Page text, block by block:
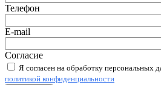
Телефон
E-mail
Согласие
Я согласен на обработку персональных
политикой конфиденциальности